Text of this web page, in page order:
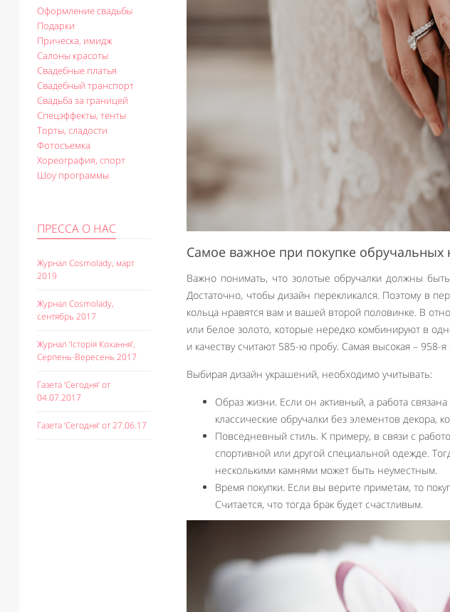
Оформление свадьбы
Подарки
Прическа, имидж
Салоны красоты
Свадебные платья
Свадебный транспорт
Свадьба за границей
Спецэффекты, тенты
Торты, сладости
Фотосъемка
Хореография, спорт
Шоу программы
ПРЕССА О НАС
Журнал Cosmolady, март
2019
Журнал Cosmolady,
сентябрь 2017
Журнал ‘Історія Кохання’,
Серпень-Вересень 2017
Газета ‘Сегодня’ от
04.07.2017
Газета ‘Сегодня’ от 27.06.17
Самое важное при покупке обручальных
Важно понимать, что золотые обручалки должны
Достаточно, чтобы дизайн перекликался. Поэтому в
кольца нравятся вам и вашей второй половинке. В
или белое золото, которые нередко комбинируют в
и качеству считают 585-ю пробу. Самая высокая – 958-я
Выбирая дизайн украшений, необходимо учитывать:
Образ жизни. Если он активный, а работа
классические обручалки без элементов декора,
Повседневный стиль. К примеру, в связи с
спортивной или другой специальной одежде.
несколькими камнями может быть неуместным.
Время покупки. Если вы верите приметам, то
Считается, что тогда брак будет счастливым.